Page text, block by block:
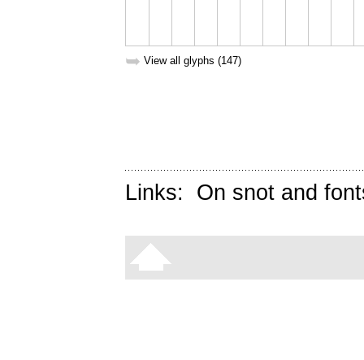
➥ View all glyphs (147)
Links: On snot and